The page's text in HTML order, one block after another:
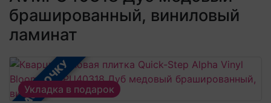
Посмотреть все категории
Подложка
Пороги
Аксессуары для напольных покрытий
Посмотреть все категории
Посмотреть все категории
брашированный, виниловый
ламинат
В РАССРОЧКУ
Укладка в подарок